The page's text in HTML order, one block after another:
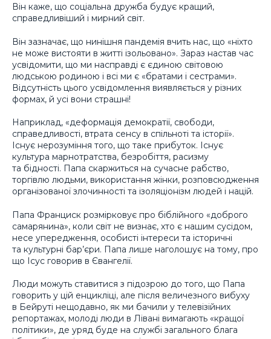
Він каже, що соціальна дружба будує кращий,
справедливіший і мирний світ.
Він зазначає, що нинішня пандемія вчить нас, що «ніхто
не може вистояти в житті ізольовано». Зараз настав час
усвідомити, що ми насправді є єдиною світовою
людською родиною і всі ми є «братами і сестрами».
Відсутність цього усвідомлення виявляється у різних
формах, й усі вони страшні!
Наприклад, «деформація демократії, свободи,
справедливості, втрата сенсу в спільноті та історії».
Існує нерозуміння того, що таке прибуток. Існує
культура марнотратства, безробіття, расизму
та бідності. Папа скаржиться на сучасне рабство,
торгівлю людьми, використання жінки, розповсюдження
організованої злочинності та ізоляціонізм людей і націй.
Папа Франциск розмірковує про біблійного «доброго
самарянина», коли світ не визнає, хто є нашим сусідом,
несе упередження, особисті інтереси та історичні
та культурні бар’єри. Папа лише наголошує на тому, про
що Ісус говорив в Євангелії.
Люди можуть ставитися з підозрою до того, що Папа
говорить у цій енцикліці, але після величезного вибуху
в Бейруті нещодавно, як ми бачили у телевізійних
репортажах, молоді люди в Лівані вимагають «кращої
політики», де уряд буде на службі загального блага